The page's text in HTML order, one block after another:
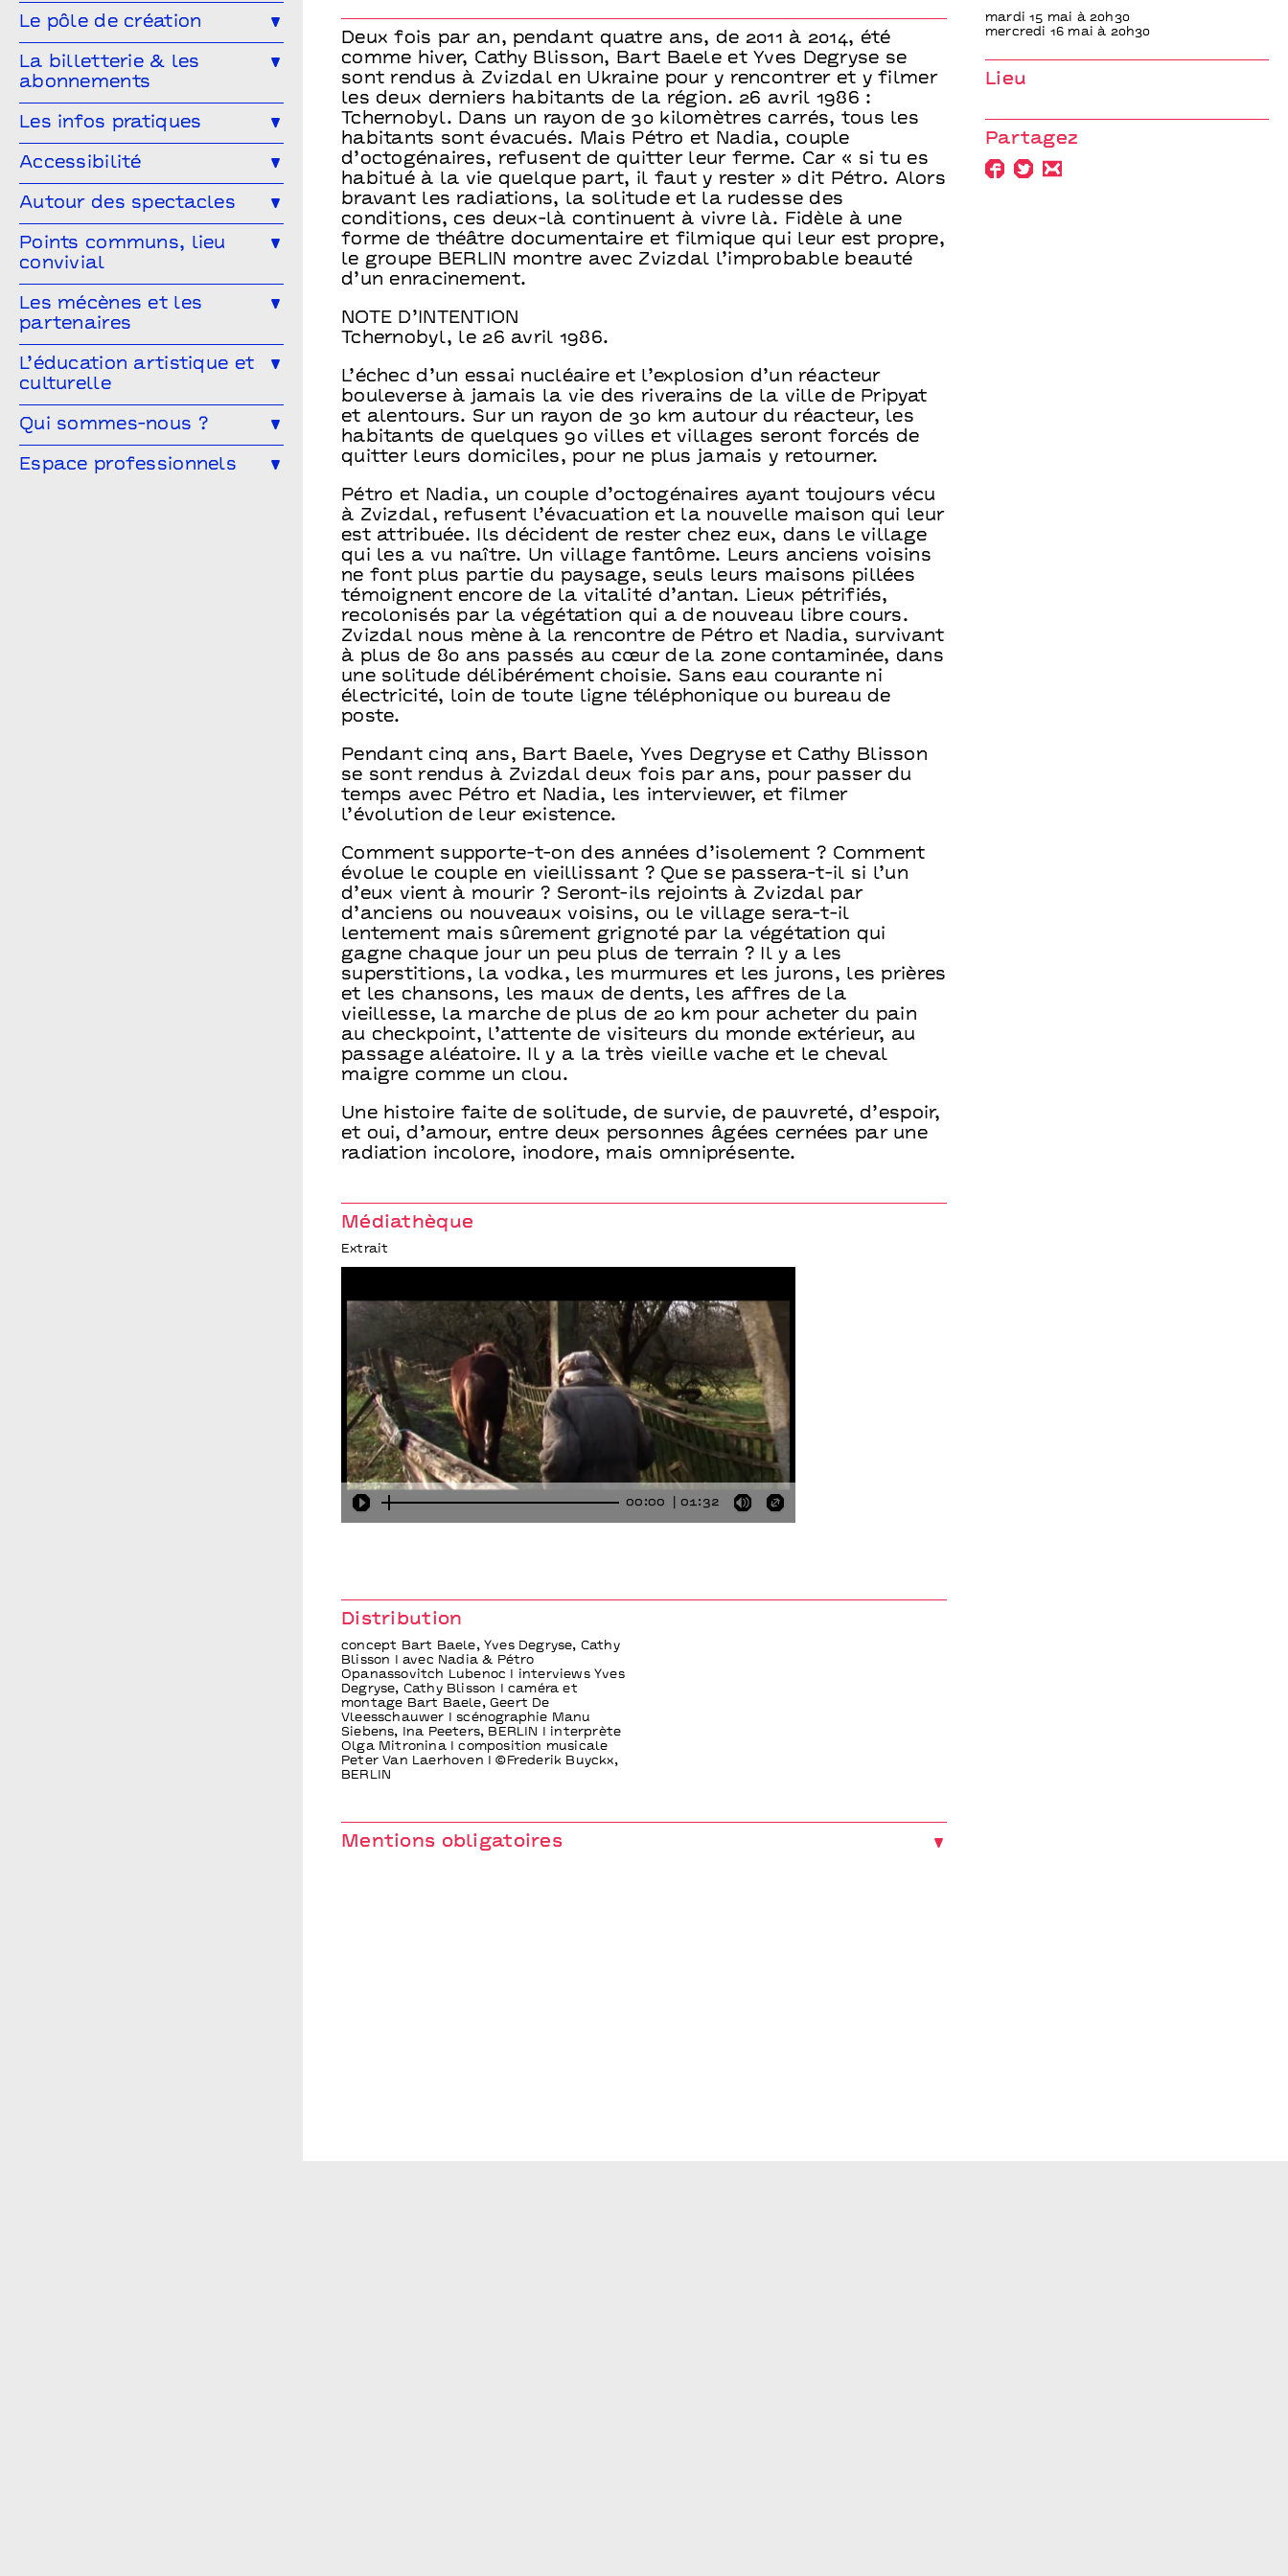
Cirque Magie Espace public
Projet participatif
En famille Ateliers
Génération(s) - Saison #9
Projet participatif : Deblozay
Le pôle de création
Ailleurs & Ici • PIPD
Artistes en résidence 2024-2027
Résidences précédentes
La billetterie & les
abonnements
Comment réserver ? Les tarifs
Vous venez en groupe ?
Les infos pratiques
Venir à Points communs
Hors-les-murs
Accessibilité
L’accessibilité pour tous·tes !
sociale ?
Autour des spectacles
Les ateliers de pratique
Les Conversations
Visitez les théâtres
Points communs, lieu
convivial
Le Mélangeur
Le Service garderie
Les mécènes et les
partenaires
Devenir mécène
Cultivons nos points communs
Les partenaires
L’éducation artistique et
culturelle
L’éducation artistique et culturelle
à Points communs
Vous êtes enseignant·e ?
Qui sommes-nous ?
L’équipe
Espace professionnels
Deux fois par an, pendant quatre ans, de 2011 à 2014, été
comme hiver, Cathy Blisson, Bart Baele et Yves Degryse se
sont rendus à Zvizdal en Ukraine pour y rencontrer et y filmer
les deux derniers habitants de la région. 26 avril 1986 :
Tchernobyl. Dans un rayon de 30 kilomètres carrés, tous les
habitants sont évacués. Mais Pétro et Nadia, couple
d’octogénaires, refusent de quitter leur ferme. Car « si tu es
habitué à la vie quelque part, il faut y rester » dit Pétro. Alors
bravant les radiations, la solitude et la rudesse des
conditions, ces deux-là continuent à vivre là. Fidèle à une
forme de théâtre documentaire et filmique qui leur est propre,
le groupe BERLIN montre avec Zvizdal l’improbable beauté
d’un enracinement.
NOTE D’INTENTION
Tchernobyl, le 26 avril 1986.
L’échec d’un essai nucléaire et l’explosion d’un réacteur
bouleverse à jamais la vie des riverains de la ville de Pripyat
et alentours. Sur un rayon de 30 km autour du réacteur, les
habitants de quelques 90 villes et villages seront forcés de
quitter leurs domiciles, pour ne plus jamais y retourner.
Pétro et Nadia, un couple d’octogénaires ayant toujours vécu
à Zvizdal, refusent l’évacuation et la nouvelle maison qui leur
est attribuée. Ils décident de rester chez eux, dans le village
qui les a vu naître. Un village fantôme. Leurs anciens voisins
ne font plus partie du paysage, seuls leurs maisons pillées
témoignent encore de la vitalité d’antan. Lieux pétrifiés,
recolonisés par la végétation qui a de nouveau libre cours.
Zvizdal nous mène à la rencontre de Pétro et Nadia, survivant
à plus de 80 ans passés au cœur de la zone contaminée, dans
une solitude délibérément choisie. Sans eau courante ni
électricité, loin de toute ligne téléphonique ou bureau de
poste.
Pendant cinq ans, Bart Baele, Yves Degryse et Cathy Blisson
se sont rendus à Zvizdal deux fois par ans, pour passer du
temps avec Pétro et Nadia, les interviewer, et filmer
l’évolution de leur existence.
Comment supporte-t-on des années d’isolement ? Comment
évolue le couple en vieillissant ? Que se passera-t-il si l’un
d’eux vient à mourir ? Seront-ils rejoints à Zvizdal par
d’anciens ou nouveaux voisins, ou le village sera-t-il
lentement mais sûrement grignoté par la végétation qui
gagne chaque jour un peu plus de terrain ? Il y a les
superstitions, la vodka, les murmures et les jurons, les prières
et les chansons, les maux de dents, les affres de la
vieillesse, la marche de plus de 20 km pour acheter du pain
au checkpoint, l’attente de visiteurs du monde extérieur, au
passage aléatoire. Il y a la très vieille vache et le cheval
maigre comme un clou.
Une histoire faite de solitude, de survie, de pauvreté, d’espoir,
et oui, d’amour, entre deux personnes âgées cernées par une
radiation incolore, inodore, mais omniprésente.
Médiathèque
Extrait
Play
00:00 01:32
MuteEnter
Distribution
concept Bart Baele, Yves Degryse, Cathy
Blisson I avec Nadia & Pétro
Opanassovitch Lubenoc I interviews Yves
Degryse, Cathy Blisson I caméra et
montage Bart Baele, Geert De
Vleesschauwer I scénographie Manu
Siebens, Ina Peeters, BERLIN I interprète
Olga Mitronina I composition musicale
Peter Van Laerhoven I ©Frederik Buyckx,
BERLIN
Mentions obligatoires
mardi 15 mai à 20h30
mercredi 16 mai à 20h30
Lieu
Partagez